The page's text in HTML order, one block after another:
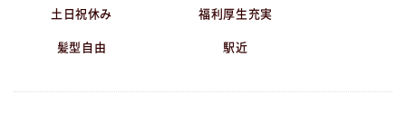
土日祝休み 福利厚生充実
髪型自由 駅近